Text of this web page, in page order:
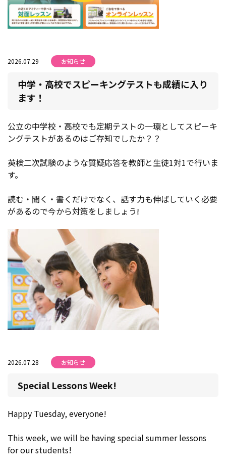
2026.07.29 お知らせ
中学・高校でスピーキングテストも成績に入り
ます！
公立の中学校・高校でも定期テストの一環としてスピーキ
ングテストがあるのはご存知でしたか？？
英検二次試験のような質疑応答を教師と生徒1対1で行いま
す。
読む・聞く・書くだけでなく、話す力も伸ばしていく必要
があるので今から対策をしましょう❕
2026.07.28 お知らせ
Special Lessons Week!
Happy Tuesday, everyone!
This week, we will be having special summer lessons
for our students!